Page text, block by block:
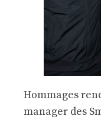
Hommages
manager des